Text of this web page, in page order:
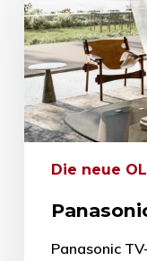
Die neue
Panasonic